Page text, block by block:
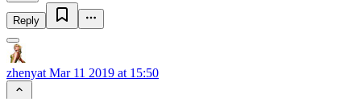
Reply
zhenyat Mar 11 2019 at 15:50